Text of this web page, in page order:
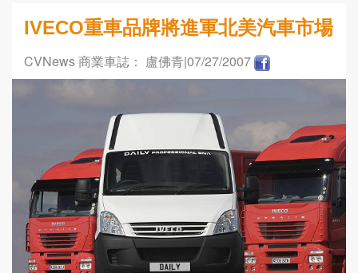
IVECO重車品牌將進軍北美汽車市場
CVNews 商業車誌： 盧佛青|07/27/2007